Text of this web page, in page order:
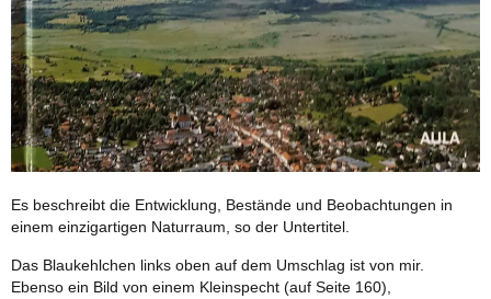
Es beschreibt die Entwicklung, Bestände und Beobachtungen in
einem einzigartigen Naturraum, so der Untertitel.
Das Blaukehlchen links oben auf dem Umschlag ist von mir.
Ebenso ein Bild von einem Kleinspecht (auf Seite 160),